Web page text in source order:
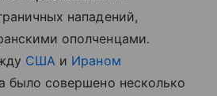
нападений,
ополченцами.
США и Ираном
было совершено несколько